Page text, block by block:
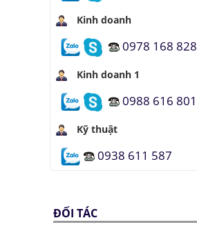
Kinh doanh
0978 168 828
Kinh doanh 1
0988 616 801
Kỹ thuật
0938 611 587
ĐỐI TÁC